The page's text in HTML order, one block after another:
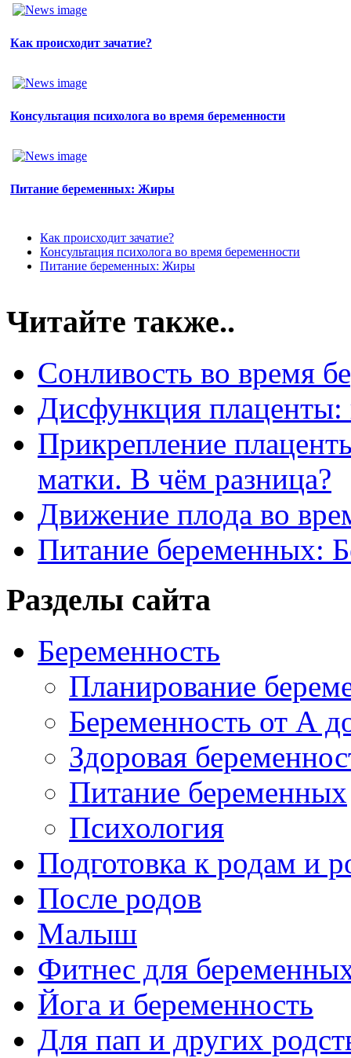
Как происходит зачатие?
Консультация психолога во время беременности
Питание беременных: Жиры
Как происходит зачатие?
Консультация психолога во время беременности
Питание беременных: Жиры
Читайте также..
Сонливость во время
Дисфункция
Прикрепление
матки. В чём разница?
Движение плода во
Питание беременных:
Разделы сайта
Беременность
Планирование
Беременность от А
Здоровая
Питание беременных
Психология
Подготовка к родам и
После родов
Малыш
Фитнес для
Йога и беременность
Для пап и других